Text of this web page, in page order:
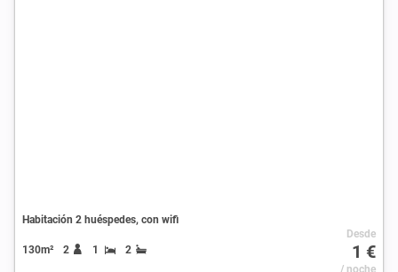
Habitación 2 huéspedes, con wifi
130m² 2 1 2
Desde
1 €
/ noche